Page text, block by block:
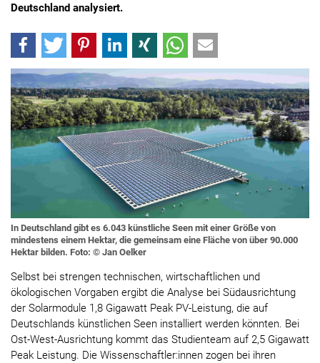
Deutschland analysiert.
In Deutschland gibt es 6.043 künstliche Seen mit einer Größe von
mindestens einem Hektar, die gemeinsam eine Fläche von über 90.000
Hektar bilden. Foto: © Jan Oelker
Selbst bei strengen technischen, wirtschaftlichen und
ökologischen Vorgaben ergibt die Analyse bei Südausrichtung
der Solarmodule 1,8 Gigawatt Peak PV-Leistung, die auf
Deutschlands künstlichen Seen installiert werden könnten. Bei
Ost-West-Ausrichtung kommt das Studienteam auf 2,5 Gigawatt
Peak Leistung. Die Wissenschaftler:innen zogen bei ihren